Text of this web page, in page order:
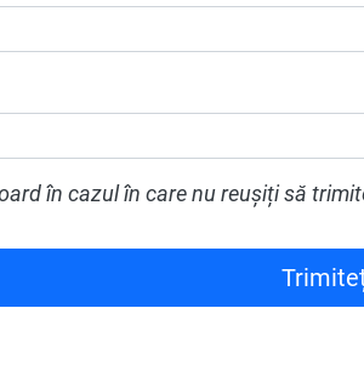
în cazul în care nu reușiți să